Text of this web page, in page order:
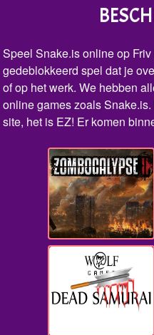
Speel Snake.is online op
gedeblokkeerd spel dat je
of op het werk. We hebben
online games zoals
site, het is EZ! Er komen